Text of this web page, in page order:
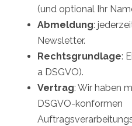
(und optional Ihr
Abmeldung:
Newsletter.
Rechtsgrundlage:
a DSGVO).
Vertrag: Wir haben
DSGVO-konformen